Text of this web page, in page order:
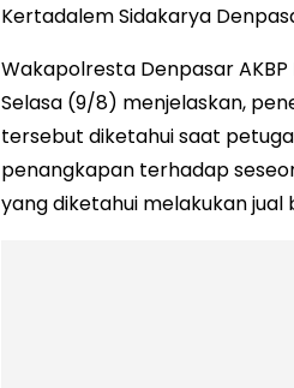
Kertadalem Sidakarya
Wakapolresta Denpasar AKBP
Selasa (9/8) menjelaskan,
tersebut diketahui saat
penangkapan terhadap
yang diketahui melakukan jual